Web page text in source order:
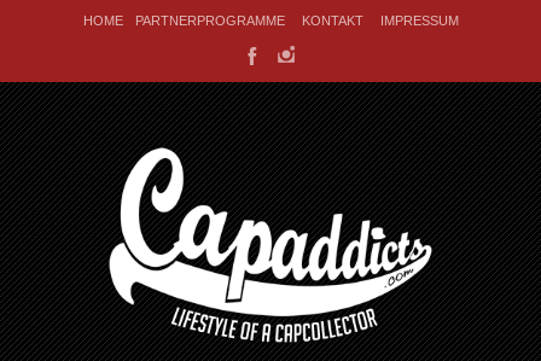
HOME PARTNERPROGRAMME KONTAKT IMPRESSUM